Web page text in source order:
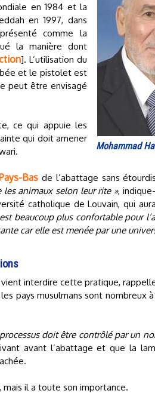
Mohammad
en 1984 et la
en 1997, dans
comme la
la manière dont
]. L’utilisation du
et le pistolet est
peut être envisagé
ce qui appuie les
qui doit amener
Bas de l’abattage sans
animaux selon leur rite »,
catholique de Louvain, qui
beaucoup plus confortable pour
car elle est menée par une
interdire cette pratique,
pays musulmans sont nombreux
doit être contrôlé par un
avant l’abattage et que la
mais il a toute son importance.